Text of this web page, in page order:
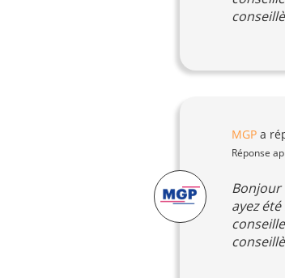
MGP a
Réponse
Bonjour
ayez